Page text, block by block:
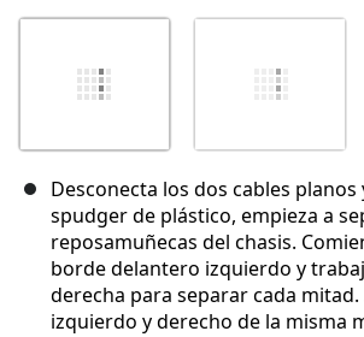
Desconecta los dos cables planos
spudger de plástico, empieza a
reposamuñecas del chasis.
borde delantero izquierdo y
derecha para separar cada mitad.
izquierdo y derecho de la misma